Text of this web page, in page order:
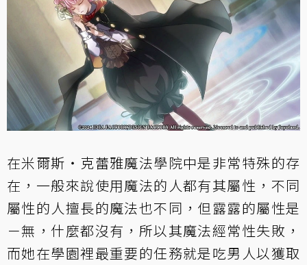
在米爾斯・克蕾雅魔法學院中是非常特殊的存
在，一般來說使用魔法的人都有其屬性，不同
屬性的人擅長的魔法也不同，但露露的屬性是
－無，什麼都沒有，所以其魔法經常性失敗，
而她在學園裡最重要的任務就是吃男人以獲取